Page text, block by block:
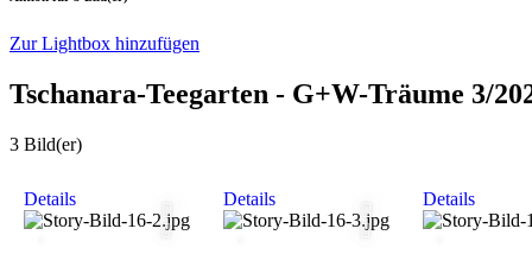
Zur Lightbox hinzufügen
Tschanara-Teegarten - G+W-Träume 3/
3 Bild(er)
Details Details Details